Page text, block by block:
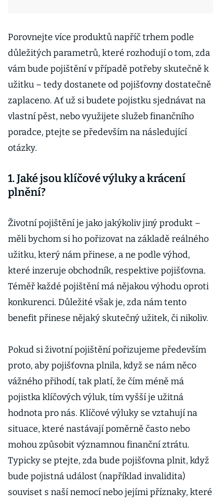
Porovnejte více produktů napříč trhem podle
důležitých parametrů, které rozhodují o tom, zda
vám bude pojištění v případě potřeby skutečně k
užitku – tedy dostanete od pojišťovny dostatečně
zaplaceno. Ať už si budete pojistku sjednávat na
vlastní pěst, nebo využijete služeb finančního
poradce, ptejte se především na následující
otázky.
1. Jaké jsou klíčové výluky a krácení
plnění?
Životní pojištění je jako jakýkoliv jiný produkt –
měli bychom si ho pořizovat na základě reálného
užitku, který nám přinese, a ne podle výhod,
které inzeruje obchodník, respektive pojišťovna.
Téměř každé pojištění má nějakou výhodu oproti
konkurenci. Důležité však je, zda nám tento
benefit přinese nějaký skutečný užitek, či nikoliv.
Pokud si životní pojištění pořizujeme především
proto, aby pojišťovna plnila, když se nám něco
vážného přihodí, tak platí, že čím méně má
pojistka klíčových výluk, tím vyšší je užitná
hodnota pro nás. Klíčové výluky se vztahují na
situace, které nastávají poměrně často nebo
mohou způsobit významnou finanční ztrátu.
Typicky se ptejte, zda bude pojišťovna plnit, když
bude pojistná událost (například invalidita)
souviset s naší nemocí nebo jejími příznaky, které